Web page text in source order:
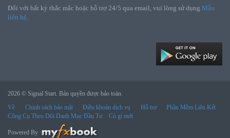
Đối với bất kỳ thắc mắc hoặc hỗ trợ 24/5 qua email, vui lòng sử dụng Mẫu
liên hệ.
2026 © Signal Start. Bản quyền được bảo toàn.
Về
Chính sách bảo mật Điều khoản dịch vụ Hỗ trợ
Phần Mềm Liên Kết
Công Cụ Theo Dõi Danh Mục Đầu Tư
Có gì mới
Powered By